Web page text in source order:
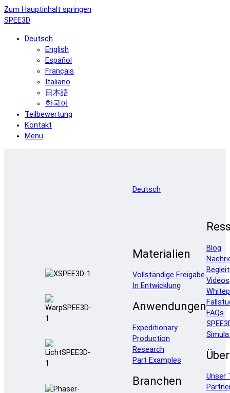
Zum Hauptinhalt springen
SPEE3D
Deutsch
English
Español
Français
Italiano
日本語
한국어
Teilbewertung
Kontakt
Menü
Deutsch
Materialien
Vollständige Freigabe
In Entwicklung
Anwendungen
Expeditionary
Production
Research
Part Examples
Branchen
Blog
Videos
FAQs
Über
Unser